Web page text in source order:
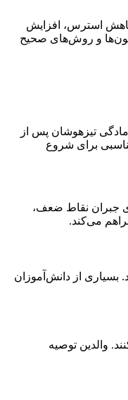
استرس، افزایش
و روش‌های صحیح
تیزهوشان پس از
برای شروع
جبران نقاط ضعف،
می‌کند.
بسیاری از دانش‌آموزان
والدین توصیه